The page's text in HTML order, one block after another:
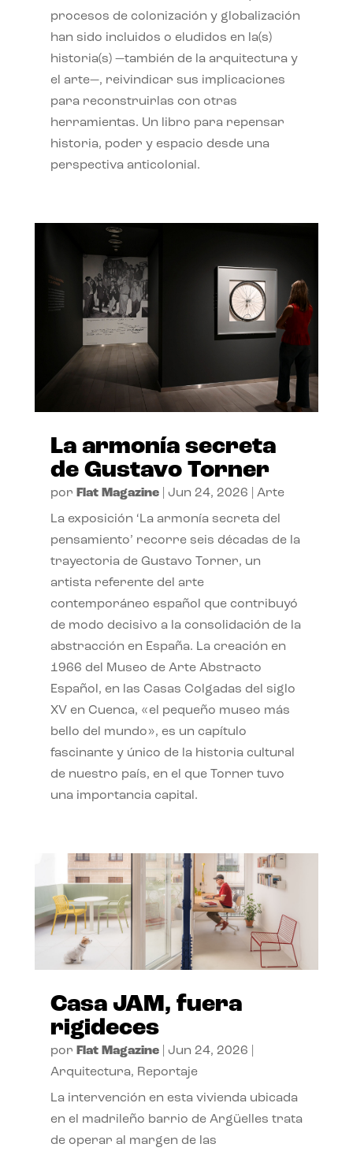
procesos de colonización y globalización
han sido incluidos o eludidos en la(s)
historia(s) —también de la arquitectura y
el arte—, reivindicar sus implicaciones
para reconstruirlas con otras
herramientas. Un libro para repensar
historia, poder y espacio desde una
perspectiva anticolonial.
La armonía secreta
de Gustavo Torner
por Flat Magazine| Jun 24, 2026 Arte
La exposición ‘La armonía secreta del
pensamiento’ recorre seis décadas de la
trayectoria de Gustavo Torner, un
artista referente del arte
contemporáneo español que contribuyó
de modo decisivo a la consolidación de la
abstracción en España. La creación en
1966 del Museo de Arte Abstracto
Español, en las Casas Colgadas del siglo
XV en Cuenca, «el pequeño museo más
bello del mundo», es un capítulo
fascinante y único de la historia cultural
de nuestro país, en el que Torner tuvo
una importancia capital.
Casa JAM, fuera
rigideces
por Flat Magazine| Jun 24, 2026
Arquitectura, Reportaje
La intervención en esta vivienda ubicada
en el madrileño barrio de Argüelles trata
de operar al margen de las